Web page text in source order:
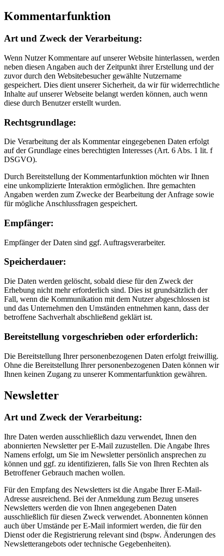
Kommentarfunktion
Art und Zweck der Verarbeitung:
Wenn Nutzer Kommentare auf unserer Website hinterlassen, werden
neben diesen Angaben auch der Zeitpunkt ihrer Erstellung und der
zuvor durch den Websitebesucher gewählte Nutzername
gespeichert. Dies dient unserer Sicherheit, da wir für widerrechtliche
Inhalte auf unserer Webseite belangt werden können, auch wenn
diese durch Benutzer erstellt wurden.
Rechtsgrundlage:
Die Verarbeitung der als Kommentar eingegebenen Daten erfolgt
auf der Grundlage eines berechtigten Interesses (Art. 6 Abs. 1 lit. f
DSGVO).
Durch Bereitstellung der Kommentarfunktion möchten wir Ihnen
eine unkomplizierte Interaktion ermöglichen. Ihre gemachten
Angaben werden zum Zwecke der Bearbeitung der Anfrage sowie
für mögliche Anschlussfragen gespeichert.
Empfänger:
Empfänger der Daten sind ggf. Auftragsverarbeiter.
Speicherdauer:
Die Daten werden gelöscht, sobald diese für den Zweck der
Erhebung nicht mehr erforderlich sind. Dies ist grundsätzlich der
Fall, wenn die Kommunikation mit dem Nutzer abgeschlossen ist
und das Unternehmen den Umständen entnehmen kann, dass der
betroffene Sachverhalt abschließend geklärt ist.
Bereitstellung vorgeschrieben oder erforderlich:
Die Bereitstellung Ihrer personenbezogenen Daten erfolgt freiwillig.
Ohne die Bereitstellung Ihrer personenbezogenen Daten können wir
Ihnen keinen Zugang zu unserer Kommentarfunktion gewähren.
Newsletter
Art und Zweck der Verarbeitung:
Ihre Daten werden ausschließlich dazu verwendet, Ihnen den
abonnierten Newsletter per E-Mail zuzustellen. Die Angabe Ihres
Namens erfolgt, um Sie im Newsletter persönlich ansprechen zu
können und ggf. zu identifizieren, falls Sie von Ihren Rechten als
Betroffener Gebrauch machen wollen.
Für den Empfang des Newsletters ist die Angabe Ihrer E-Mail-
Adresse ausreichend. Bei der Anmeldung zum Bezug unseres
Newsletters werden die von Ihnen angegebenen Daten
ausschließlich für diesen Zweck verwendet. Abonnenten können
auch über Umstände per E-Mail informiert werden, die für den
Dienst oder die Registrierung relevant sind (bspw. Änderungen des
Newsletterangebots oder technische Gegebenheiten).